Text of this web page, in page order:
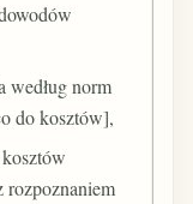
według norm
do kosztów],
rozpoznaniem